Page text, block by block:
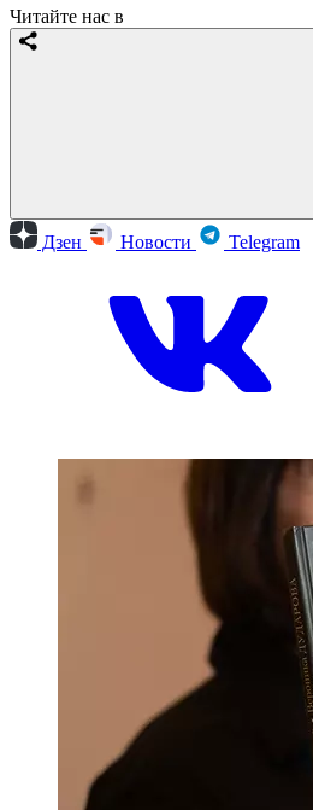
Читайте нас в
Дзен Новости Telegram